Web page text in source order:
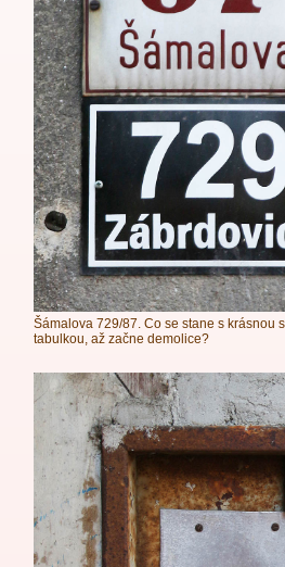
Šámalova 729/87. Co se stane s krásnou
tabulkou, až začne demolice?